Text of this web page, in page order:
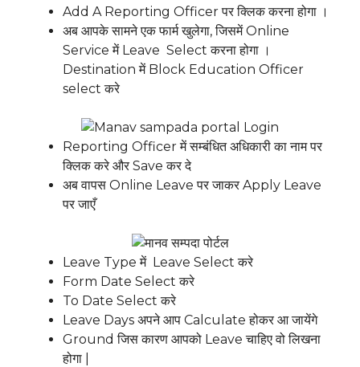
Add A Reporting Officer पर क्लिक करना होगा ।
अब आपके सामने एक फार्म खुलेगा, जिसमें Online
Service में Leave Select करना होगा ।
Destination में Block Education Officer
select करे
Reporting Officer में सम्बंधित अधिकारी का नाम पर
क्लिक करे और Save कर दे
अब वापस Online Leave पर जाकर Apply Leave
पर जाएँ
Leave Type में Leave Select करे
Form Date Select करे
To Date Select करे
Leave Days अपने आप Calculate होकर आ जायेंगे
Ground जिस कारण आपको Leave चाहिए वो लिखना
होगा |